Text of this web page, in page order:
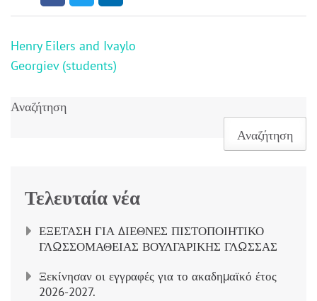
Πλοήγηση
άρθρων
Henry Eilers and Ivaylo
Georgiev (students)
Αναζήτηση
Αναζήτηση
Τελευταία νέα
ΕΞΕΤΑΣΗ ΓΙΑ ΔΙΕΘΝΕΣ ΠΙΣΤΟΠΟΙΗΤΙΚΟ
ΓΛΩΣΣΟΜΑΘΕΙΑΣ ΒΟΥΛΓΑΡΙΚΗΣ ΓΛΩΣΣΑΣ
Ξεκίνησαν οι εγγραφές για το ακαδημαϊκό έτος
2026-2027.